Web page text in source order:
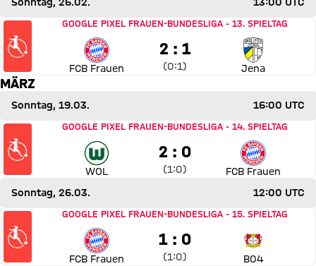
Sonntag, 26.02.
13:00 UTC
Spiel FC Bayern Frauen gegen Carl Zeiss Jena
GOOGLE PIXEL FRAUEN-BUNDESLIGA - 13. SPIELTAG
FCB Frauen
2 zu 1
2 : 1
(Zwischenergebnis:
0 zu 1 nach Erste Halbzeit
0:1) Jena
MÄRZ
Sonntag, 19.03.
16:00 UTC
Spiel VfL Wolfsburg gegen FC Bayern Frauen
GOOGLE PIXEL FRAUEN-BUNDESLIGA - 14. SPIELTAG
WOL
2 zu 0
2 : 0
(Zwischenergebnis:
1 zu 0 nach Erste Halbzeit
1:0)
FCB Frauen
Sonntag, 26.03.
12:00 UTC
Spiel FC Bayern Frauen gegen Bayer 04 Leverkusen
GOOGLE PIXEL FRAUEN-BUNDESLIGA - 15. SPIELTAG
FCB Frauen
1 zu 0
1 : 0
(Zwischenergebnis:
1 zu 0 nach Erste Halbzeit
1:0) B04